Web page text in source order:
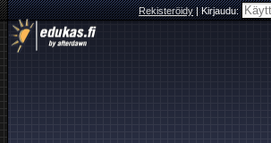
Rekisteröidy|Kirjaudu: